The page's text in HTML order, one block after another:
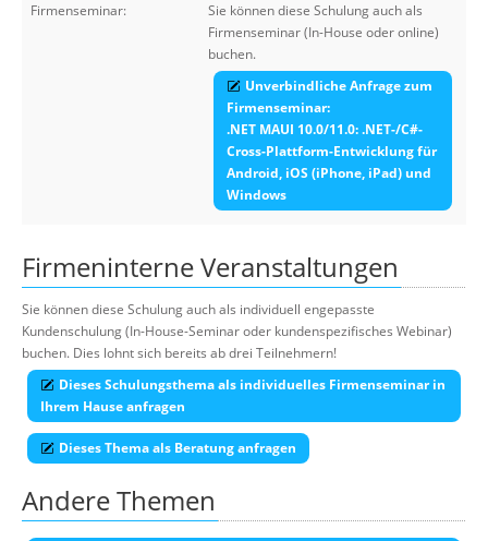
Firmenseminar:
Sie können diese Schulung auch als
Firmenseminar (In-House oder online)
buchen.
Unverbindliche Anfrage zum
Firmenseminar:
.NET MAUI 10.0/11.0: .NET-/C#-
Cross-Plattform-Entwicklung für
Android, iOS (iPhone, iPad) und
Windows
Firmeninterne Veranstaltungen
Sie können diese Schulung auch als individuell engepasste
Kundenschulung (In-House-Seminar oder kundenspezifisches Webinar)
buchen. Dies lohnt sich bereits ab drei Teilnehmern!
Dieses Schulungsthema als individuelles Firmenseminar in
Ihrem Hause anfragen
Dieses Thema als Beratung anfragen
Andere Themen